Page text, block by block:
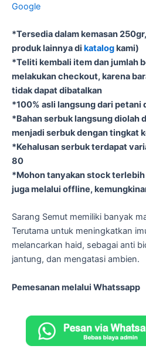
Google
*Tersedia dalam kemasan
produk lainnya di katalogkami)
*Teliti kembali item dan jumlah
melakukan checkout, karena
tidak dapat dibatalkan
*100% asli langsung dari petani
*Bahan serbuk langsung diolah
menjadi serbuk dengan tingkat
*Kehalusan serbuk terdapat
80
*Mohon tanyakan stock
juga melalui offline,
Sarang Semut memiliki banyak
Terutama untuk meningkatkan
melancarkan haid, sebagai anti
jantung, dan mengatasi ambien.
Pemesanan melalui Whatssapp